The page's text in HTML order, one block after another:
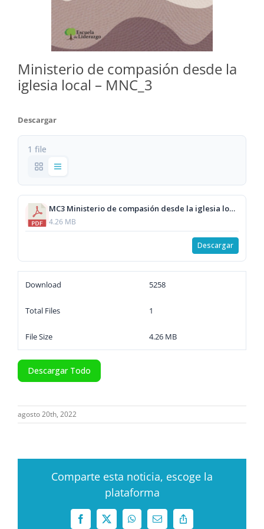
Ministerio de compasión desde la
iglesia local – MNC_3
Descargar
1 file
MC3 Ministerio de compasión desde la iglesia local.pdf
4.26 MB
Descargar
Download 5258
Total Files 1
File Size 4.26 MB
Descargar Todo
agosto 20th, 2022
Comparte esta noticia, escoge la
plataforma
Facebook
X WhatsAppCorreoCopy